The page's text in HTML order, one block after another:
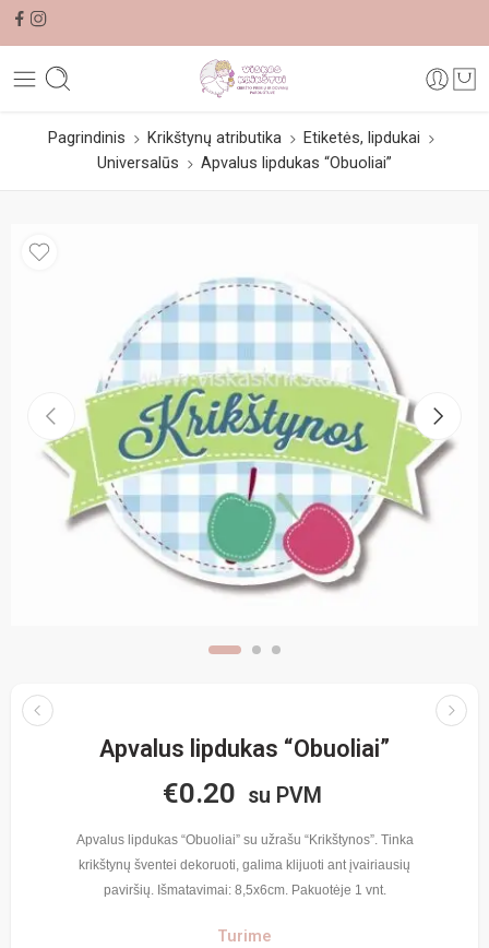
Pagrindinis Krikštynų atributika
Etiketės, lipdukai
Universalūs
Apvalus lipdukas “Obuoliai”
Apvalus lipdukas “Obuoliai”
€0.20 su PVM
Apvalus lipdukas “Obuoliai” su užrašu “Krikštynos”. Tinka
krikštynų šventei dekoruoti, galima klijuoti ant įvairiausių
paviršių. Išmatavimai: 8,5x6cm. Pakuotėje 1 vnt.
Turime